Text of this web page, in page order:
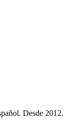
Desde 2012.